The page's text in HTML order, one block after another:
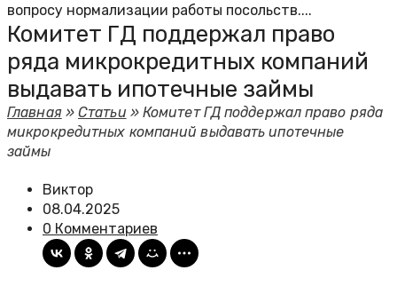
вопросу нормализации работы посольств....
Комитет ГД поддержал право
ряда микрокредитных компаний
выдавать ипотечные займы
Главная»Статьи » Комитет ГД поддержал право ряда
микрокредитных компаний выдавать ипотечные
займы
Виктор
08.04.2025
0 Комментариев